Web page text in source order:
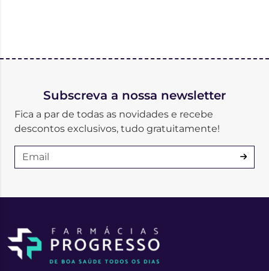
Subscreva a nossa newsletter
Fica a par de todas as novidades e recebe
descontos exclusivos, tudo gratuitamente!